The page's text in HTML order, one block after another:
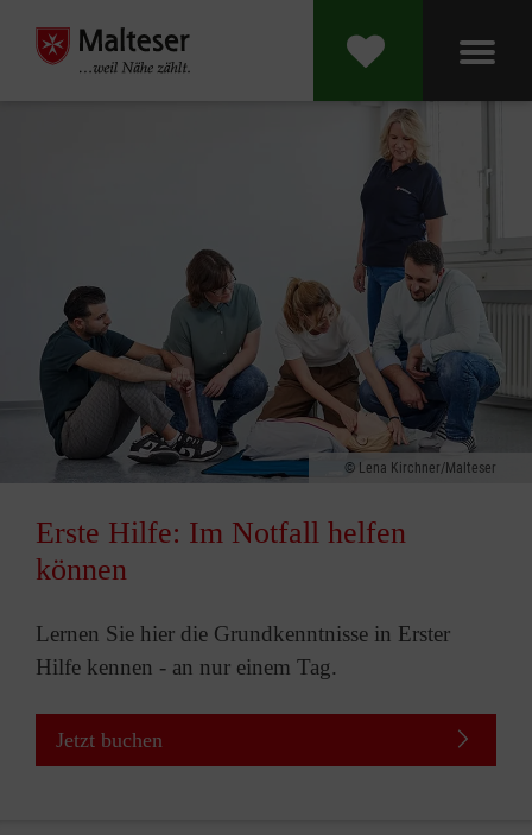
Lena Kirchner/Malteser
Erste Hilfe: Im Notfall helfen
können
Lernen Sie hier die Grundkenntnisse in Erster
Hilfe kennen - an nur einem Tag.
Jetzt buchen